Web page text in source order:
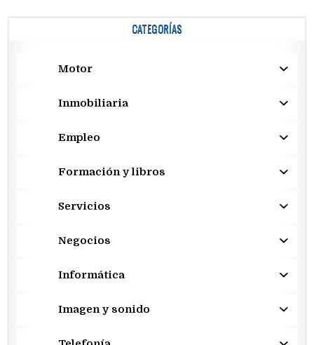
CATEGORÍAS
Motor
Inmobiliaria
Empleo
Formación y libros
Servicios
Negocios
Informática
Imagen y sonido